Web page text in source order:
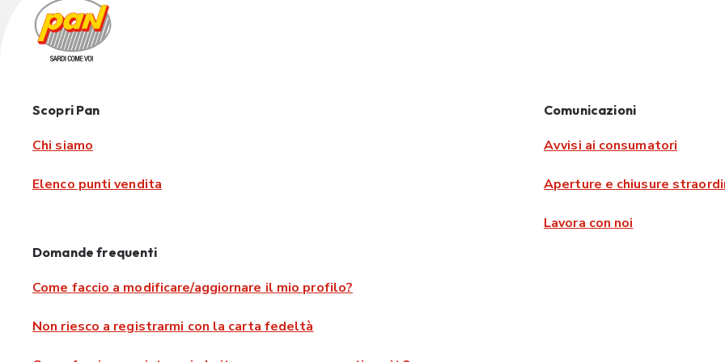
Scopri Pan
Chi siamo
Elenco punti vendita
Comunicazioni
Avvisi ai consumatori
Aperture e chiusure
Lavora con noi
Domande frequenti
Come faccio a modificare/aggiornare il mio profilo?
Non riesco a registrarmi con la carta fedeltà